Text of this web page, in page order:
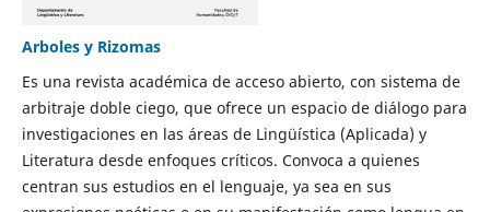
Arboles y Rizomas
Es una revista académica de acceso abierto, con sistema de
arbitraje doble ciego, que ofrece un espacio de diálogo para
investigaciones en las áreas de Lingüística (Aplicada) y
Literatura desde enfoques críticos. Convoca a quienes
centran sus estudios en el lenguaje, ya sea en sus